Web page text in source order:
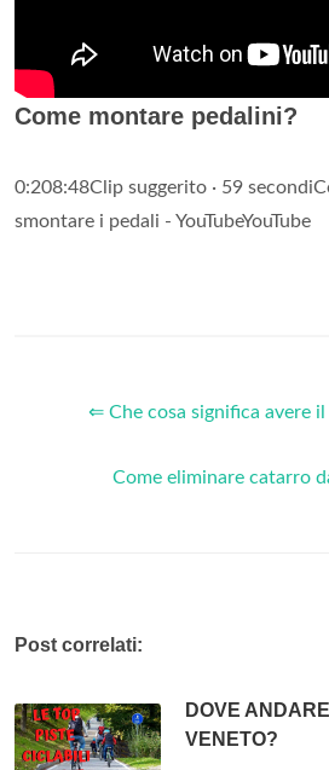
Come montare pedalini?
0:208:48Clip suggerito · 59
smontare i pedali - YouTubeYouTube
⇐ Che cosa significa avere il
Come eliminare catarro
Post correlati:
DOVE
VENETO?